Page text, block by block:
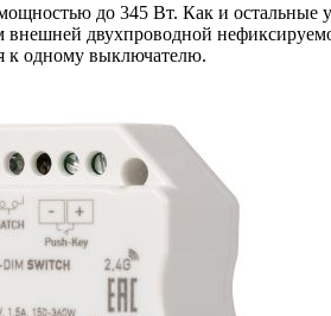
до 345 Вт. Как и остальные
двухпроводной
к одному выключателю.